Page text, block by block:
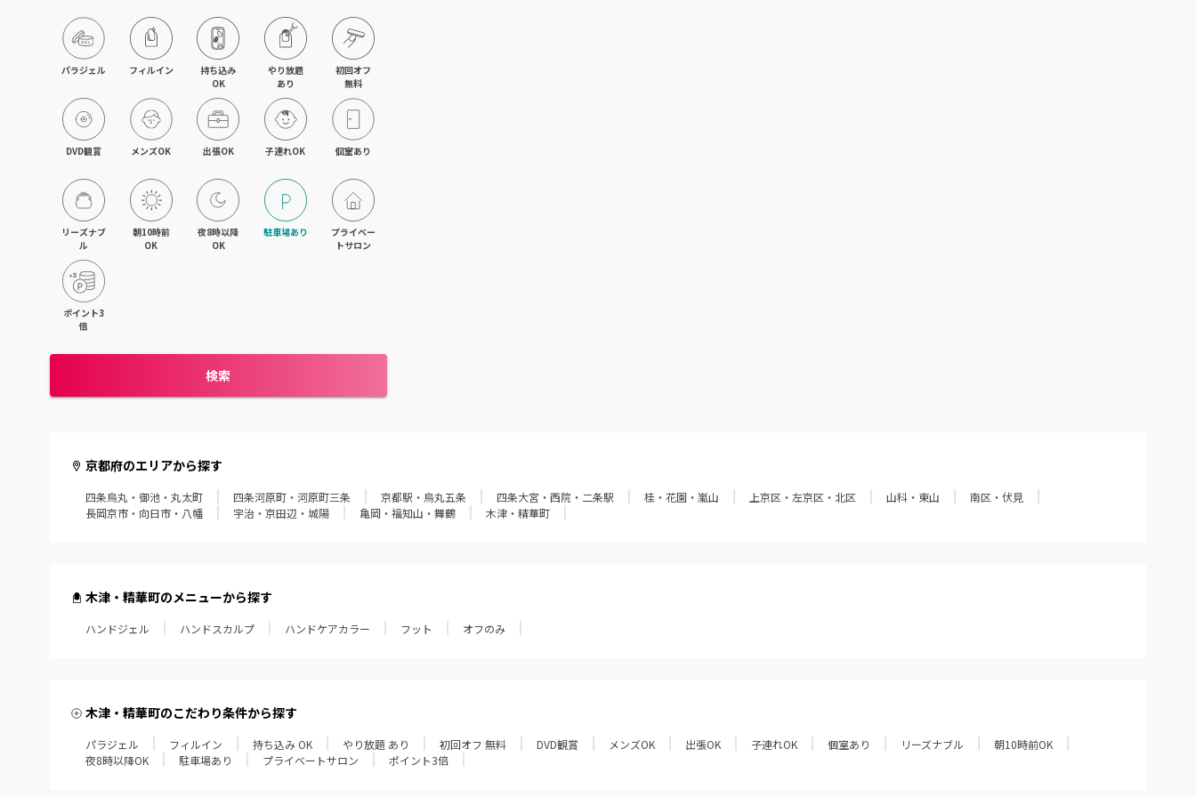
木津・精華町
パラジェル フィルイン
持ち込み
OK
やり放題
あり
初回オフ
無料
DVD観賞 メンズOK 出張OK 子連れOK 個室あり
リーズナブ
ル
朝10時前
OK
夜8時以降
OK
駐車場あり
プライベー
トサロン
ポイント3
倍
検索
京都府のエリアから探す
四条烏丸・御池・丸太町 四条河原町・河原町三条 京都駅・烏丸五条 四条大宮・西院・二条駅 桂・花園・嵐山 上京区・左京区・北区 山科・東山
南区・伏見
長岡京市・向日市・八幡
宇治・京田辺・城陽 亀岡・福知山・舞鶴 木津・精華町
木津・精華町のメニューから探す
ハンドジェル ハンドスカルプ ハンドケアカラー フット オフのみ
木津・精華町のこだわり条件から探す
パラジェル フィルイン 持ち込み OK やり放題 あり 初回オフ 無料 DVD観賞 メンズOK 出張OK 子連れOK 個室あり リーズナブル
朝10時前OK
夜8時以降OK
駐車場あり プライベートサロン ポイント3倍